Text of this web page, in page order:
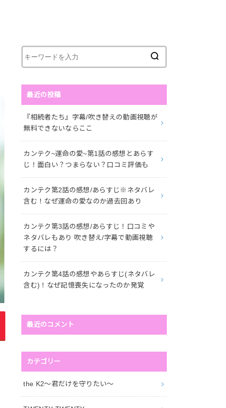
最近の投稿
『相続者たち』字幕/吹き替えの動画視聴が
無料できないならここ
カンテク~運命の愛~第1話の感想とあらす
じ！面白い？つまらない？口コミ評価も
カンテク第2話の感想/あらすじ※ネタバレ
含む！なぜ運命の愛なのか過去回あり
カンテク第3話の感想/あらすじ！口コミや
ネタバレもあり 吹き替え/字幕で動画視聴
するには？
カンテク第4話の感想やあらすじ(ネタバレ
含む)！なぜ記憶喪失になったのか発覚
最近のコメント
カテゴリー
the K2～君だけを守りたい～